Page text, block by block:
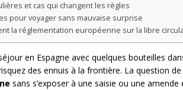
et cas qui changent les règles
pour voyager sans mauvaise surprise
la réglementation européenne sur la libre
en Espagne avec quelques bouteilles
des ennuis à la frontière. La question de
sans s’exposer à une saisie ou une